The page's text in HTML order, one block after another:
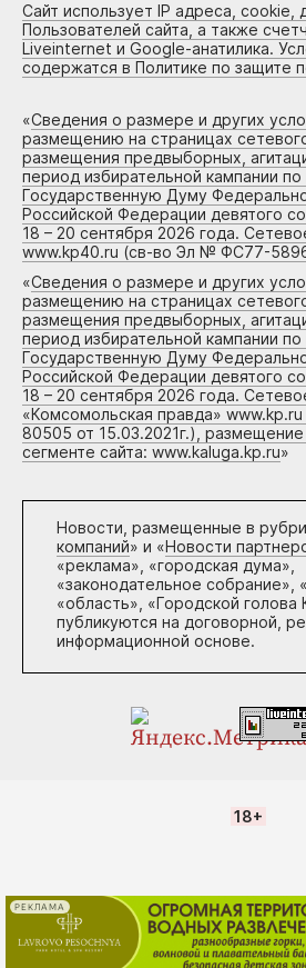
Сайт использует IP адреса, cookie,
Пользователей сайта, а также
Liveinternet и Google-анатилика.
содержатся в Политике по защите
«Сведения о размере и других
размещению на страницах
размещения предвыборных,
период избирательной кампании
Государственную Думу
Российской Федерации девятого
18 – 20 сентября 2026 года.
www.kp40.ru (св-во Эл № ФС77-
«Сведения о размере и других
размещению на страницах
размещения предвыборных,
период избирательной кампании
Государственную Думу
Российской Федерации девятого
18 – 20 сентября 2026 года.
«Комсомольская правда»
80505 от 15.03.2021г.),
сегменте сайта: www.kaluga.kp.ru»
Новости, размещенные в
компаний» и «Новости
«реклама», «городская дума»,
«законодательное собрание»,
«область», «Городской голова
публикуются на договорной,
информационной основе.
18+
РЕКЛАМА